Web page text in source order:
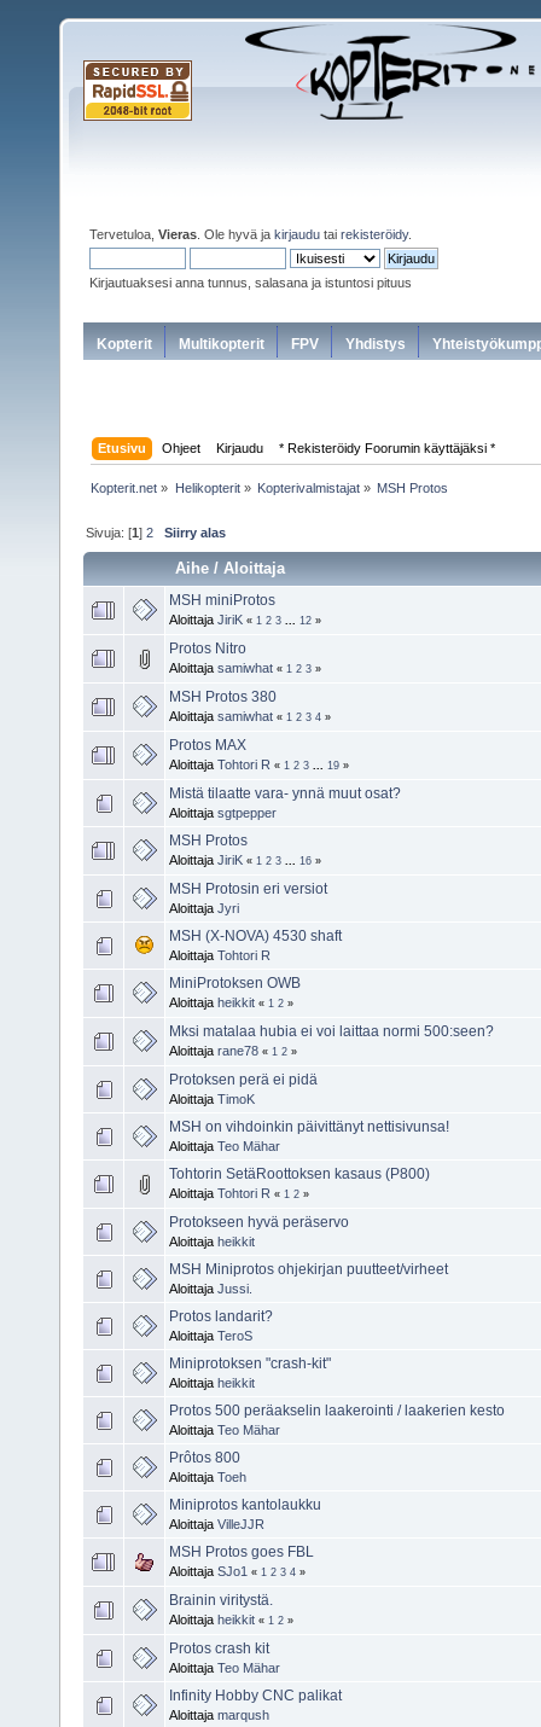
Tervetuloa, Vieras . Ole hyvä ja kirjaudu tai rekisteröidy.
Kirjautuaksesi anna tunnus, salasana ja istuntosi pituus
Kopterit Multikopterit FPV Yhdistys
Etusivu Ohjeet Kirjaudu * Rekisteröidy Foorumin käyttäjäksi *
Kopterit.net » Helikopterit» Kopterivalmistajat» MSH Protos
Sivuja: [1]2 Siirry alas
Aihe /Aloittaja
MSH miniProtos
Aloittaja JiriK « 1 2 3 12 »
Protos Nitro
Aloittaja samiwhat « 1 2 3 »
MSH Protos 380
Aloittaja samiwhat « 1 2 3 4 »
Protos MAX
Aloittaja Tohtori R « 1 2 3 19 »
Mistä tilaatte vara- ynnä muut osat?
Aloittaja sgtpepper
MSH Protos
Aloittaja JiriK « 1 2 3 16 »
MSH Protosin eri versiot
Aloittaja Jyri
MSH (X-NOVA) 4530 shaft
Aloittaja Tohtori R
MiniProtoksen OWB
Aloittaja heikkit « 1 2 »
Mksi matalaa hubia ei voi laittaa normi 500:seen?
Aloittaja rane78 « 1 2 »
Protoksen perä ei pidä
Aloittaja TimoK
MSH on vihdoinkin päivittänyt nettisivunsa!
Aloittaja Teo Mähar
Tohtorin SetäRoottoksen kasaus (P800)
Aloittaja Tohtori R « 1 2 »
Protokseen hyvä peräservo
Aloittaja heikkit
MSH Miniprotos ohjekirjan puutteet/virheet
Aloittaja Jussi.
Protos landarit?
Aloittaja TeroS
Miniprotoksen "crash-kit"
Aloittaja heikkit
Protos 500 peräakselin laakerointi / laakerien kesto
Aloittaja Teo Mähar
Prôtos 800
Aloittaja Toeh
Miniprotos kantolaukku
Aloittaja VilleJJR
MSH Protos goes FBL
Aloittaja SJo1 « 1 2 3 4 »
Brainin viritystä.
Aloittaja heikkit « 1 2 »
Protos crash kit
Aloittaja Teo Mähar
Infinity Hobby CNC palikat
Aloittaja marqush